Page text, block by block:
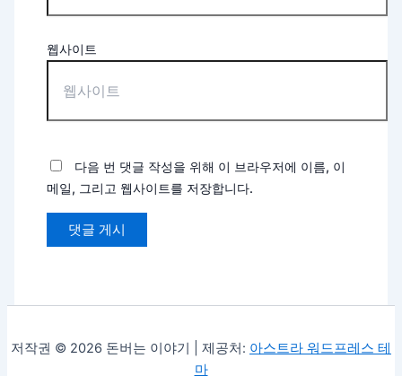
웹사이트
다음 번 댓글 작성을 위해 이 브라우저에 이름, 이
메일, 그리고 웹사이트를 저장합니다.
저작권 © 2026 돈버는 이야기 | 제공처: 아스트라 워드프레스 테
마